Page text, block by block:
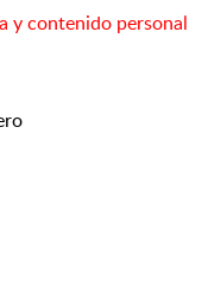
y contenido personal